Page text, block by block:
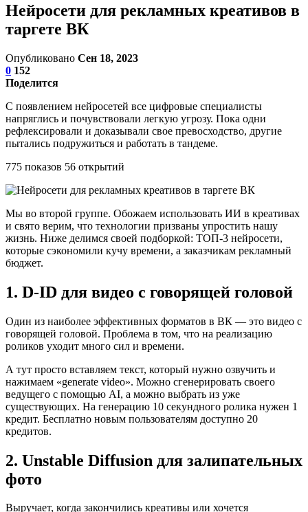
Нейросети для рекламных креативов в
таргете ВК
Опубликовано Сен 18, 2023
0 152
Поделится
С появлением нейросетей все цифровые специалисты
напряглись и почувствовали легкую угрозу. Пока одни
рефлексировали и доказывали свое превосходство, другие
пытались подружиться и работать в тандеме.
775 показов 56 открытий
Мы во второй группе. Обожаем использовать ИИ в креативах
и свято верим, что технологии призваны упростить нашу
жизнь. Ниже делимся своей подборкой: ТОП-3 нейросети,
которые сэкономили кучу времени, а заказчикам рекламный
бюджет.
1. D-ID для видео с говорящей головой
Один из наиболее эффективных форматов в ВК — это видео с
говорящей головой. Проблема в том, что на реализацию
роликов уходит много сил и времени.
А тут просто вставляем текст, который нужно озвучить и
нажимаем «generate video». Можно сгенерировать своего
ведущего с помощью AI, а можно выбрать из уже
существующих. На генерацию 10 секундного ролика нужен 1
кредит. Бесплатно новым пользователям доступно 20
кредитов.
2. Unstable Diffusion для залипательных
фото
Выручает, когда закончились креативы или хочется